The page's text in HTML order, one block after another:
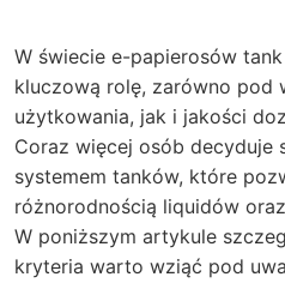
W świecie e-papierosów
kluczową rolę, zarówno pod
użytkowania, jak i jakości
Coraz więcej osób decyduje
systemem tanków, które
różnorodnością liquidów
W poniższym artykule
kryteria warto wziąć pod